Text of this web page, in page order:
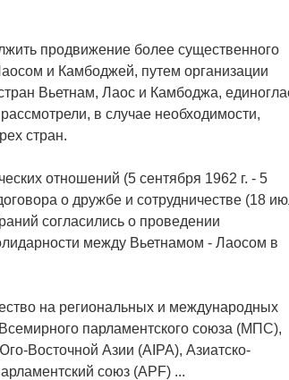
продвижение более существенного
и Камбоджей, путем организации
Вьетнам, Лаос и Камбоджа,
в случае необходимости,
стран.
отношений (5 сентября 1962 г. - 5
о дружбе и сотрудничестве (18
согласились о проведении
между Вьетнамом - Лаосом в
на региональных и международных
парламентского союза (МПС),
Восточной Азии (AIPA), Азиатско-
союз (APF) ...